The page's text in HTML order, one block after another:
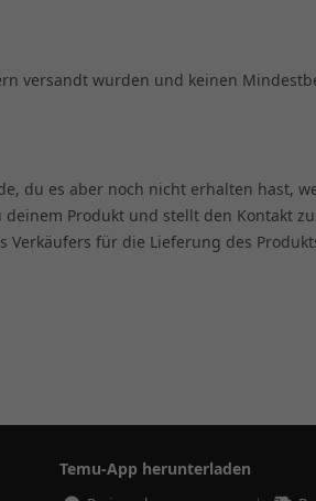
versandt wurden und keinen
du es aber noch nicht erhalten hast,
Produkt und stellt den Kontakt
für die Lieferung des
Temu-App herunterladen